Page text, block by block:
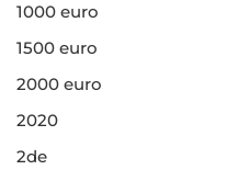
1000 euro
1500 euro
2000 euro
2020
2de